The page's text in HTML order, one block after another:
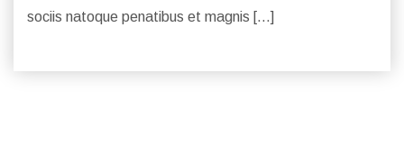
sociis natoque penatibus et magnis […]